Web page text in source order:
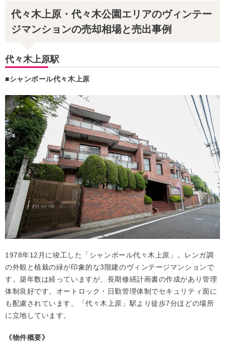
代々木上原・代々木公園エリアのヴィンテー
ジマンションの売却相場と売出事例
代々木上原駅
■シャンボール代々木上原
1978年12月に竣工した「シャンボール代々木上原」。レンガ調
の外観と植栽の緑が印象的な3階建のヴィンテージマンションで
す。築年数は経っていますが、長期修繕計画書の作成があり管理
体制良好です。オートロック・日勤管理体制でセキュリティ面に
も配慮されています。「代々木上原」駅より徒歩7分ほどの場所
に立地しています。
《物件概要》